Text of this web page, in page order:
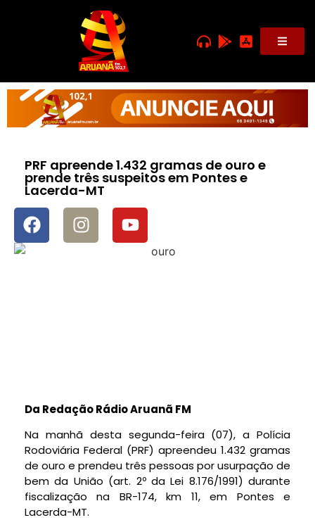
PRF apreende 1.432 gramas de ouro e
prende três suspeitos em Pontes e
Lacerda-MT
Da Redação Rádio Aruanã FM
Na manhã desta segunda-feira (07), a Polícia
Rodoviária Federal (PRF) apreendeu 1.432 gramas
de ouro e prendeu três pessoas por usurpação de
bem da União (art. 2º da Lei 8.176/1991) durante
fiscalização na BR-174, km 11, em Pontes e
Lacerda-MT.